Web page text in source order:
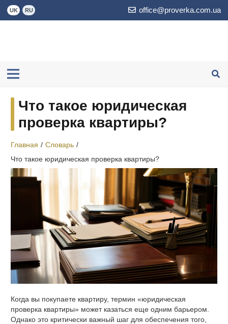
UK RU office@proverka.com.ua
Что такое юридическая
проверка квартиры?
Главная / Словарь /
Что такое юридическая проверка квартиры?
Когда вы покупаете квартиру, термин «юридическая
проверка квартиры» может казаться еще одним барьером.
Однако это критически важный шаг для обеспечения того,